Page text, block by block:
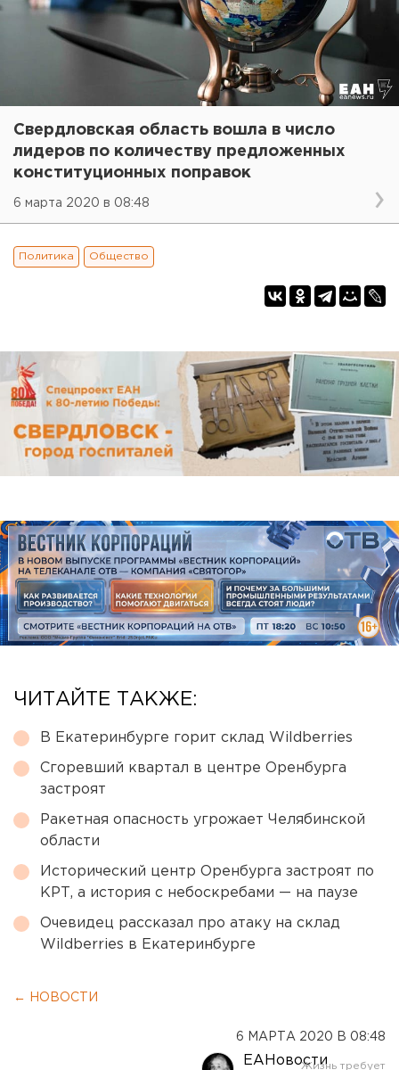
Свердловская область вошла в число
лидеров по количеству предложенных
конституционных поправок
6 марта 2020 в 08:48
Политика Общество
ЧИТАЙТЕ ТАКЖЕ:
В Екатеринбурге горит склад Wildberries
Сгоревший квартал в центре Оренбурга
застроят
Ракетная опасность угрожает Челябинской
области
Исторический центр Оренбурга застроят по
КРТ, а история с небоскребами — на паузе
Очевидец рассказал про атаку на склад
Wildberries в Екатеринбурге
← НОВОСТИ
6 МАРТА 2020 В 08:48
ЕАНовости